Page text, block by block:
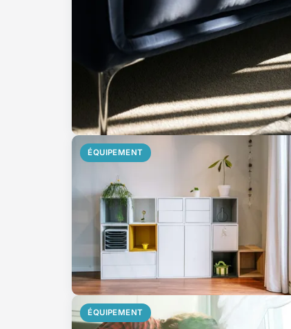
ÉQUIPEMENT
ÉQUIPEMENT